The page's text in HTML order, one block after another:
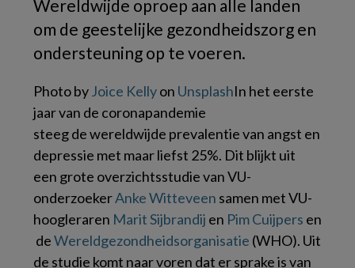
Wereldwijde oproep aan alle landen
om de geestelijke gezondheidszorg en
ondersteuning op te voeren.
Photo by Joice Kellyon UnsplashIn het eerste
jaar van de coronapandemie
steeg de wereldwijde prevalentie van angst en
depressie met maar liefst 25%. Dit blijkt uit
een grote overzichtsstudie van VU-
onderzoekerAnke Witteveen samen met VU-
hoogleraren Marit Sijbrandij en Pim Cuijpers en
deWereldgezondheidsorganisatie (WHO). Uit
de studie komt naar voren dat er sprake is van